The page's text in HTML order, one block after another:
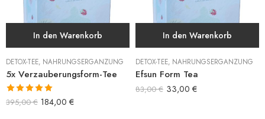
In den Warenkorb
DETOX-TEE, NAHRUNGSERGÄNZUNG
5x Verzauberungsform-Tee
Bewertet mit
395,00€ 184,00 €
In den Warenkorb
DETOX-TEE, NAHRUNGSERGÄNZUNG
Efsun Form Tea
83,00€ 33,00 €